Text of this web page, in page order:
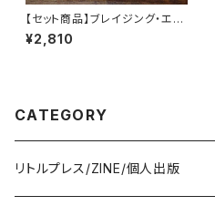
【セット商品】ブレイジング・エー
ス! ―西部開拓のトランプゲーム
集 + トランプ
¥2,810
CATEGORY
リトルプレス/ZINE/個人出版